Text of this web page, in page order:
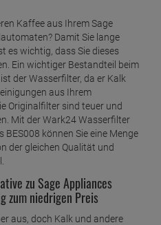
Kaffee aus Ihrem Sage
Damit Sie lange
es wichtig, dass Sie dieses
Ein wichtiger Bestandteil beim
der Wasserfilter, da er Kalk
aus Ihrem
Originalfilter sind teuer und
Mit der Wark24 Wasserfilter
können Sie eine Menge
der gleichen Qualität und
zu Sage Appliances
zum niedrigen Preis
aus, doch Kalk und andere